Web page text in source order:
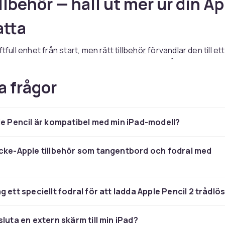
enhet från start, men rätttillbehörförvandlar den till ett
för produktivitet, kreativitet och underhållning. Hos
och skärmskydd. Vi erbjuder både officiella Apple-
och att ersätta din laptop helt. Nedan går vi igenom de
— presis digital penna
och anteckningar
frågor
Pencil är kompatibel med min iPad-modell?
Apple tillbehör som tangentbord och fodral med
ett speciellt fodral för att ladda Apple Pencil 2
en extern skärm till min iPad?